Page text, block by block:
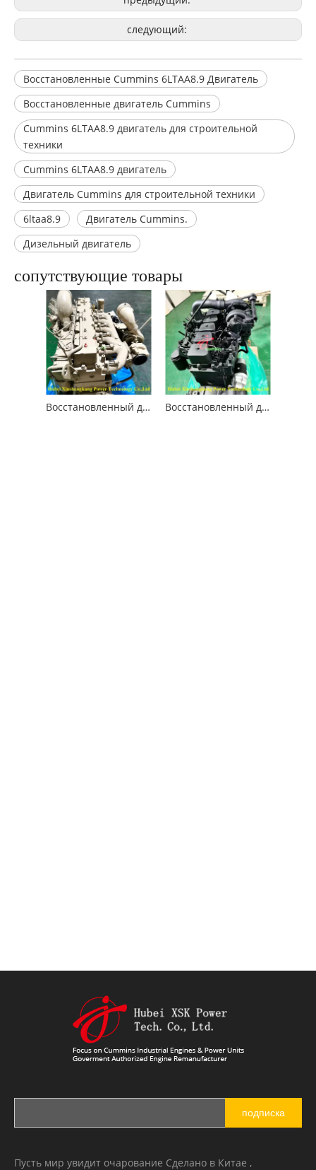
следующий:
Восстановленные Cummins 6LTAA8.9 Двигатель
Восстановленные двигатель Cummins
Cummins 6LTAA8.9 двигатель для строительной
техники
Cummins 6LTAA8.9 двигатель
Двигатель Cummins для строительной техники
6ltaa8.9
Двигатель Cummins.
Дизельный двигатель
сопутствующие товары
Восстановленный двигатель Cummins 6CTAA8.3 для строительных машин Восстановленный двигатель Cummins 6BT5.9 для строительных машин
подписка
Пусть мир увидит очарование Сделано в Китае ,